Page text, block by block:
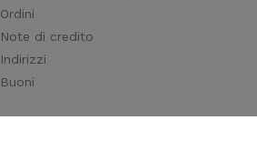
Ordini
Note di credito
Indirizzi
Buoni